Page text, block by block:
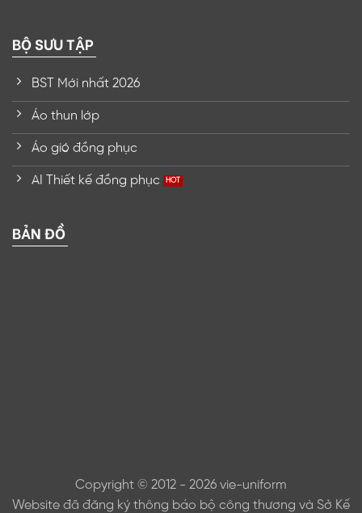
BỘ SƯU TẬP
BST Mới nhất 2026
Áo thun lớp
Áo gió đồng phục
AI Thiết kế đồng phục
BẢN ĐỒ
Copyright © 2012 - 2026 vie-uniform
Website đã đăng ký thông báo bộ công thương và Sở Kế